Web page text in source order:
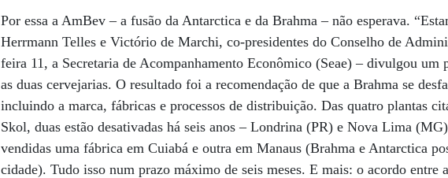
Por essa a AmBev – a fusão da Antarctica e da Brahma – não esperava.
Herrmann Telles e Victório de Marchi, co-presidentes do Conselho de
feira 11, a Secretaria de Acompanhamento Econômico (Seae) – divulgou um
as duas cervejarias. O resultado foi a recomendação de que a Brahma se
incluindo a marca, fábricas e processos de distribuição. Das quatro plantas
Skol, duas estão desativadas há seis anos – Londrina (PR) e Nova Lima
vendidas uma fábrica em Cuiabá e outra em Manaus (Brahma e Antarctica
cidade). Tudo isso num prazo máximo de seis meses. E mais: o acordo entre